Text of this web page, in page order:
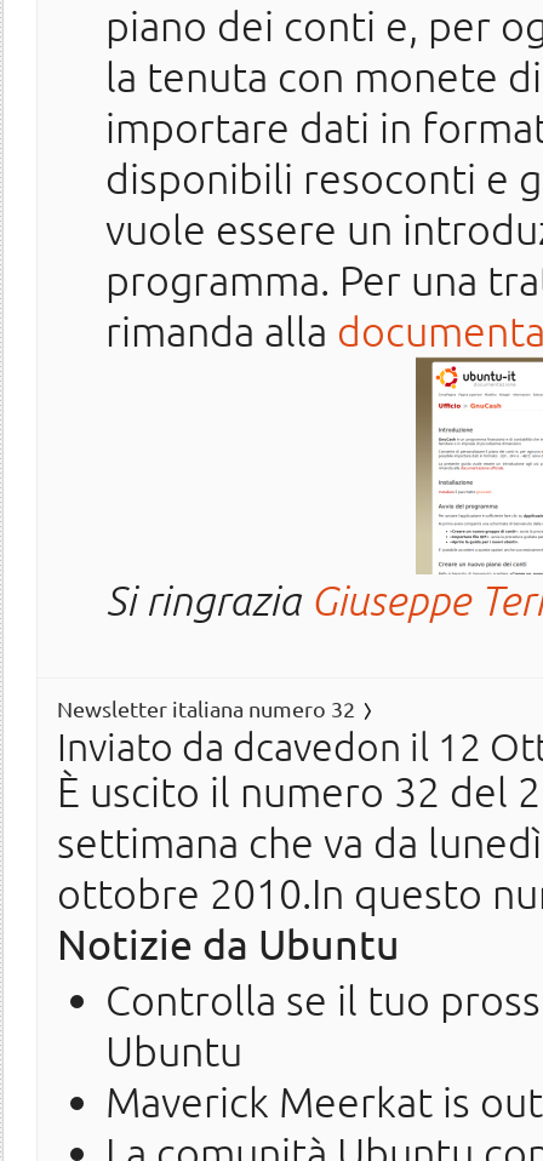
piano dei conti e, per
la tenuta con monete
importare dati in
disponibili resoconti e
vuole essere un
programma. Per una
rimanda alla
Si ringrazia Giuseppe
Newsletter italiana numero 32
Inviato da dcavedon il 12
È uscito il numero 32 del
settimana che va da
ottobre 2010.In questo
Notizie da Ubuntu
Controlla se il tuo
Ubuntu
Maverick Meerkat is out